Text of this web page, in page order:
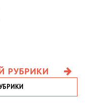
РУБРИКИ